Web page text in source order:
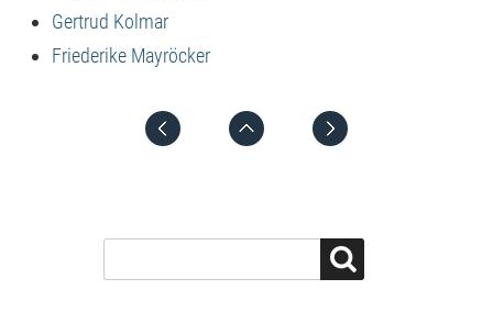
Gertrud Kolmar
Friederike Mayröcker